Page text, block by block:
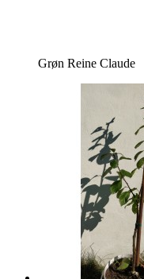
Grøn Reine Claude